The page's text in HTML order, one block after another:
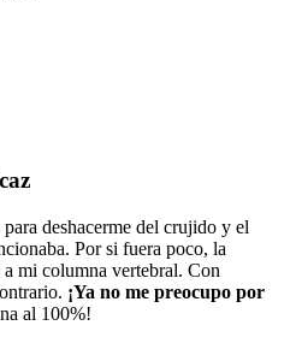
deshacerme del crujido y el
Por si fuera poco, la
mi columna vertebral. Con
¡Ya no me preocupo por
al 100%!